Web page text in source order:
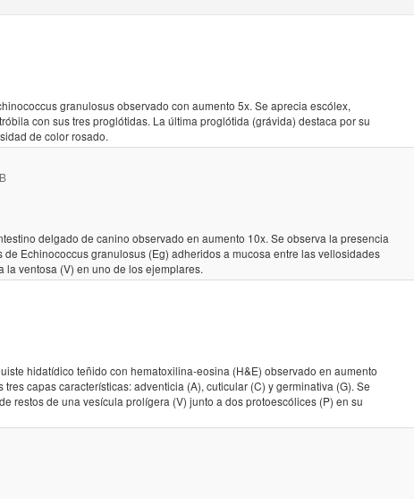
granulosus observado con aumento 5x. Se aprecia escólex,
con sus tres proglótidas. La última proglótida (grávida) destaca por su
de color rosado.
delgado de canino observado en aumento 10x. Se observa la presencia
de Echinococcus granulosus (Eg) adheridos a mucosa entre las vellosidades
la ventosa (V) en uno de los ejemplares.
hidatídico teñido con hematoxilina-eosina (H&E) observado en aumento
tres capas características: adventicia (A), cuticular (C) y germinativa (G). Se
restos de una vesícula prolígera (V) junto a dos protoescólices (P) en su